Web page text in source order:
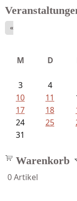
«
M D
3
4
10
11
17
18
24
25
31
Warenkorb
0Artikel